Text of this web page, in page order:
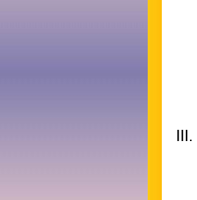
III.